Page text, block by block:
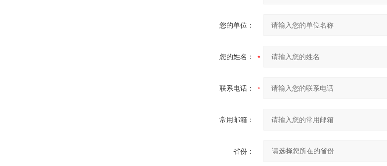
您的单位：
您的姓名：
联系电话：
常用邮箱：
省份：